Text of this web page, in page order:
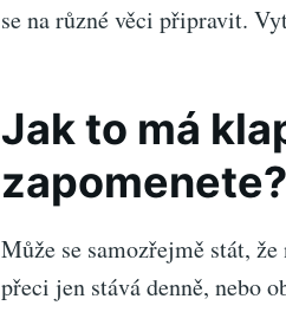
se na různé věci připravit.
Jak to má
zapomenete?
Může se samozřejmě stát,
přeci jen stává denně, nebo